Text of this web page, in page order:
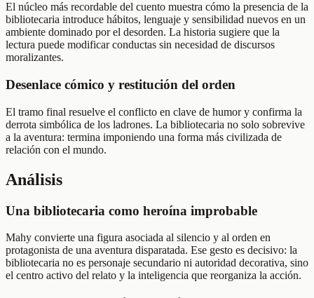
El núcleo más recordable del cuento muestra cómo la presencia de la
bibliotecaria introduce hábitos, lenguaje y sensibilidad nuevos en un
ambiente dominado por el desorden. La historia sugiere que la
lectura puede modificar conductas sin necesidad de discursos
moralizantes.
Desenlace cómico y restitución del orden
El tramo final resuelve el conflicto en clave de humor y confirma la
derrota simbólica de los ladrones. La bibliotecaria no solo sobrevive
a la aventura: termina imponiendo una forma más civilizada de
relación con el mundo.
Análisis
Una bibliotecaria como heroína improbable
Mahy convierte una figura asociada al silencio y al orden en
protagonista de una aventura disparatada. Ese gesto es decisivo: la
bibliotecaria no es personaje secundario ni autoridad decorativa, sino
el centro activo del relato y la inteligencia que reorganiza la acción.